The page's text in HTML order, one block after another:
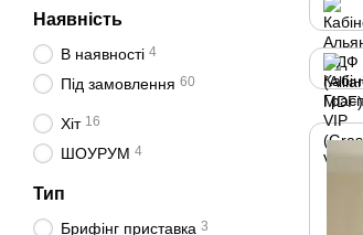
Наявність
В наявності 4
Під замовлення 60
Хіт 16
ШОУРУМ 4
Тип
Брифінг приставка 3